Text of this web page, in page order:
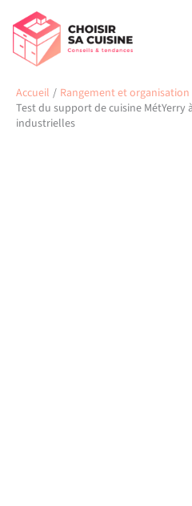
contenu
Accueil
Rangement et organisation
Test du support de cuisine MétYerry
industrielles
Rechercher